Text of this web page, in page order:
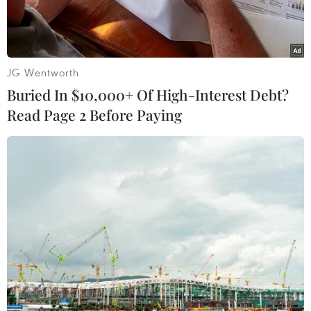
sắc Việt.
Mâm cỗ ngày Tết ở miền Bắc. (Nguồn: Báo Ảnh Việt Nam)
Với vị trí đặc biệt quan trọng của ngày Tết trong
đời sống người Việt, những món ăn được lựa
chọn sử dụng trong những ngày đầu năm cũng
JG Wentworth
Buried In $10,000+ Of High-Interest Debt?
Read Page 2 Before Paying